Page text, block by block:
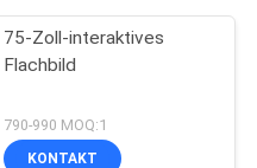
75-Zoll-interaktives
Flachbild
790-990 MOQ:1
KONTAKT